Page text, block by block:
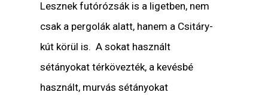
Lesznek futórózsák is a ligetben, nem
csak a pergolák alatt, hanem a Csitáry-
kút körül is. A sokat használt
sétányokat térkövezték, a kevésbé
használt, murvás sétányokat